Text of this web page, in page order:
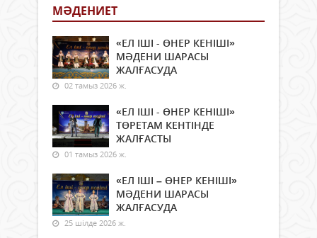
МӘДЕНИЕТ
«ЕЛ ІШІ - ӨНЕР КЕНІШІ»
МӘДЕНИ ШАРАСЫ
ЖАЛҒАСУДА
02 тамыз 2026 ж.
«ЕЛ ІШІ - ӨНЕР КЕНІШІ»
ТӨРЕТАМ КЕНТІНДЕ
ЖАЛҒАСТЫ
01 тамыз 2026 ж.
«ЕЛ ІШІ – ӨНЕР КЕНІШІ»
МӘДЕНИ ШАРАСЫ
ЖАЛҒАСУДА
25 шілде 2026 ж.